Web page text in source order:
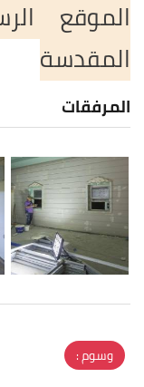
الموقع
المقدسة
المرفقات
وسوم :